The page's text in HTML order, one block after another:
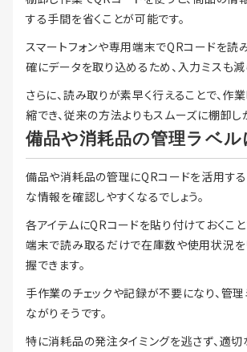
する手間を省くことが可能です。
スマートフォンや専用端末でQRコードを読
確にデータを取り込めるため、入力ミスも減
さらに、読み取りが素早く行えることで、作
縮でき、従来の方法よりもスムーズに棚卸し
備品や消耗品の管理ラベル
備品や消耗品の管理にQRコードを活用する
な情報を確認しやすくなるでしょう。
各アイテムにQRコードを貼り付けておくこ
端末で読み取るだけで在庫数や使用状況を
握できます。
手作業のチェックや記録が不要になり、管
ながりそうです。
特に消耗品の発注タイミングを逃さず、適切